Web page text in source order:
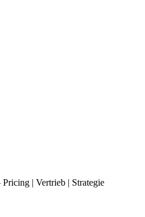
| Vertrieb | Strategie